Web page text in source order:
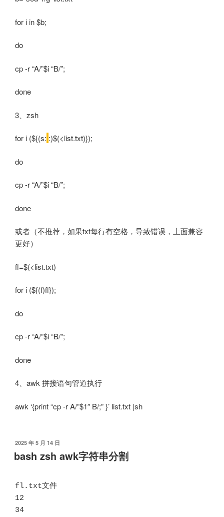
for i in $b;
do
cp -r “A/”$i “B/”;
done
3、zsh
for i (${(s: :)$(<list.txt)});
do
cp -r “A/”$i “B/”;
done
或者（不推荐，如果txt每行有空格，导致错误，上面兼容
更好）
fl=$(<list.txt)
for i (${(f)fl});
do
cp -r “A/”$i “B/”;
done
4、awk 拼接语句管道执行
awk ‘{print “cp -r A/”$1″ B/;” }’ list.txt |sh
发
布
于
2025 年 5 月 14 日
bash zsh awk字符串分割
fl.txt文件
12
34